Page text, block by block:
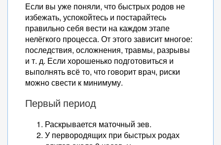
Если вы уже поняли, что быстрых родов не
избежать, успокойтесь и постарайтесь
правильно себя вести на каждом этапе
нелёгкого процесса. От этого зависит многое:
последствия, осложнения, травмы, разрывы
и т. д. Если хорошенько подготовиться и
выполнять всё то, что говорит врач, риски
можно свести к минимуму.
Первый период
Раскрывается маточный зев.
У первородящих при быстрых родах